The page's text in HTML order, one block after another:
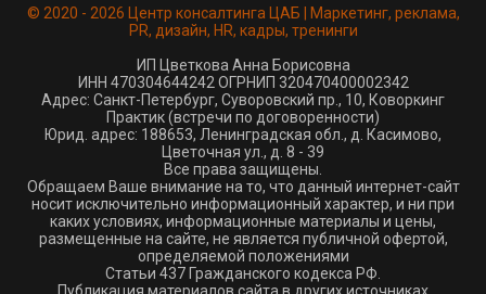
© 2020 - 2026 Центр консалтинга ЦАБ | Маркетинг, реклама,
PR, дизайн, HR, кадры, тренинги
ИП Цветкова Анна Борисовна
ИНН 470304644242 ОГРНИП 320470400002342
Адрес: Санкт-Петербург, Суворовский пр., 10, Коворкинг
Практик (встречи по договоренности)
Юрид. адрес: 188653, Ленинградская обл., д. Касимово,
Цветочная ул., д. 8 - 39
Все права защищены.
Обращаем Ваше внимание на то, что данный интернет-сайт
носит исключительно информационный характер, и ни при
каких условиях, информационные материалы и цены,
размещенные на сайте, не является публичной офертой,
определяемой положениями
Статьи 437 Гражданского кодекса РФ.